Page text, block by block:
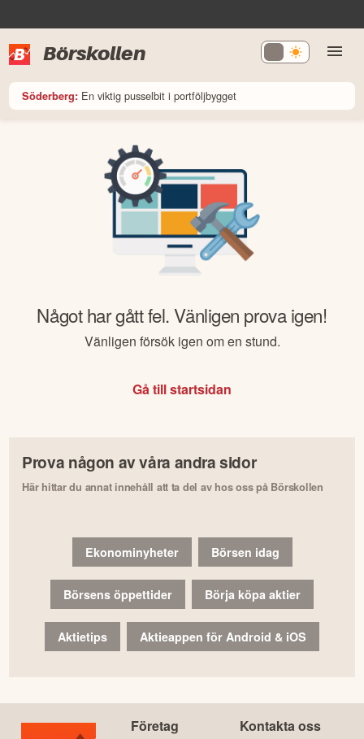
Börskollen
Söderberg: En viktig pusselbit i portföljbygget
Något har gått fel. Vänligen prova igen!
Vänligen försök igen om en stund.
Gå till startsidan
Prova någon av våra andra sidor
Här hittar du annat innehåll att ta del av hos oss på Börskollen
Ekonominyheter Börsen idag
Börsens öppettider Börja köpa aktier
Aktietips Aktieappen för Android & iOS
Företag Kontakta oss